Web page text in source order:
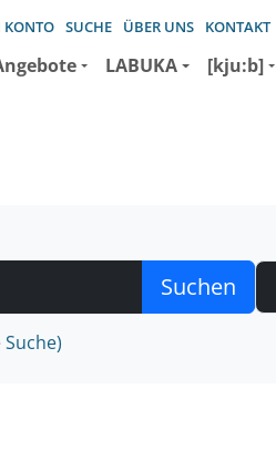
KONTO SUCHE ÜBER UNS KONTAKT
LABUKA [kju:b]